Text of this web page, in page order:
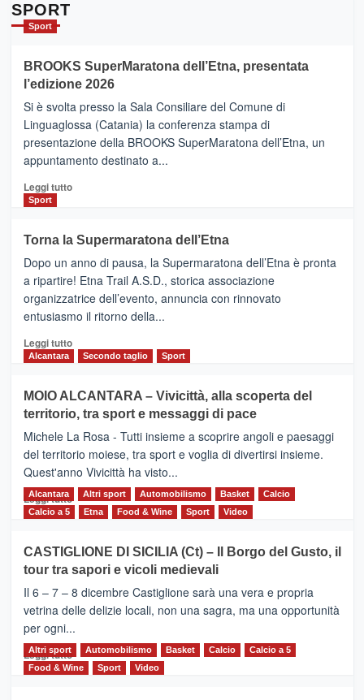
con
la
Al
via
i
collegamenti
SPORT
Sport
BROOKS SuperMaratona dell’Etna, presentata
l’edizione 2026
Si è svolta presso la Sala Consiliare del Comune di
Linguaglossa (Catania) la conferenza stampa di
presentazione della BROOKS SuperMaratona dell’Etna, un
appuntamento destinato a...
Leggi tuttoLeggi
BROOKS
SuperMaratona
dell’Etna,
presentata
l’edizione
2026
Sport
Torna la Supermaratona dell’Etna
Dopo un anno di pausa, la Supermaratona dell’Etna è pronta
a ripartire! Etna Trail A.S.D., storica associazione
organizzatrice dell’evento, annuncia con rinnovato
entusiasmo il ritorno della...
Leggi tuttoLeggi
Torna
la
Supermaratona
dell’Etna
Alcantara Secondo taglio Sport
MOIO ALCANTARA – Vivicittà, alla scoperta del
territorio, tra sport e messaggi di pace
Michele La Rosa - Tutti insieme a scoprire angoli e paesaggi
del territorio moiese, tra sport e voglia di divertirsi insieme.
Quest'anno Vivicittà ha visto...
Leggi tutto Leggi
MOIO
ALCANTARA
–
Vivicittà,
alla
scoperta
del
territorio,
Alcantara Altri sport Automobilismo Basket
Calcio
Calcio a 5
Etna Food & Wine Sport Video
CASTIGLIONE DI SICILIA (Ct) – Il Borgo del Gusto, il
tour tra sapori e vicoli medievali
Il 6 – 7 – 8 dicembre Castiglione sarà una vera e propria
vetrina delle delizie locali, non una sagra, ma una opportunità
per ogni...
Leggi tuttoLeggi
di
Altri sport Automobilismo Basket Calcio
Calcio a 5
Food & Wine
Sport Video